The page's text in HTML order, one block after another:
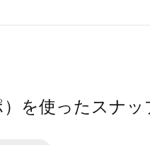
を使ったスナッ